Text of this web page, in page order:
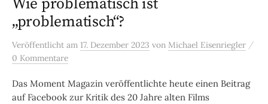
Wie problematisch ist
„problematisch“?
Veröffentlicht am 17. Dezember 2023 von Michael Eisenriegler /
0 Kommentare
Das Moment Magazin veröffentlichte heute einen Beitrag
auf Facebook zur Kritik des 20 Jahre alten Films